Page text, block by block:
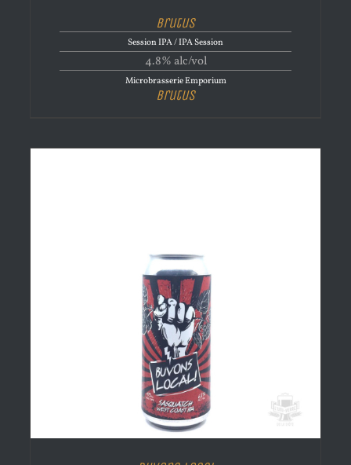
Brutus
Session IPA / IPA Session
4.8% alc/vol
Microbrasserie Emporium
Brutus